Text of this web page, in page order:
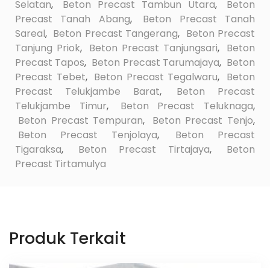
Selatan, Beton Precast Tambun Utara,
Beton
Precast Tanah Abang,
Beton Precast Tanah
Sareal, Beton Precast Tangerang, Beton Precast
Tanjung Priok, Beton Precast Tanjungsari, Beton
Precast Tapos, Beton Precast Tarumajaya, Beton
Precast Tebet, Beton Precast Tegalwaru, Beton
Precast Telukjambe Barat,
Beton Precast
Telukjambe Timur, Beton Precast Teluknaga,
Beton Precast Tempuran, Beton Precast Tenjo,
Beton Precast Tenjolaya,
Beton Precast
Tigaraksa, Beton Precast Tirtajaya,
Beton
Precast Tirtamulya
Produk Terkait